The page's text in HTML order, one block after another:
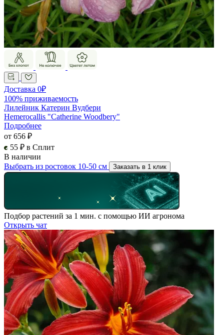
Доставка 0₽
100% приживаемость
Лилейник Катерин Вудбери
Hemerocallis "Catherine Woodbery"
Подробнее
от 656 ₽
55 ₽ в Сплит
В наличии
Выбрать из ростовок 10-50 см
Заказать в 1 клик
Подбор растений за 1 мин. с помощью ИИ агронома
Открыть чат